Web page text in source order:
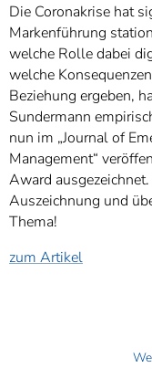
Die Coronakrise hat
Markenführung
welche Rolle dabei
welche
Beziehung ergeben,
Sundermann
nun im „Journal of
Management“
Award
Auszeichnung und
Thema!
zum Artikel